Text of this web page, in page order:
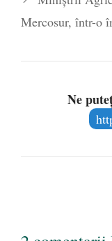
Mercosur, într-o
Ne